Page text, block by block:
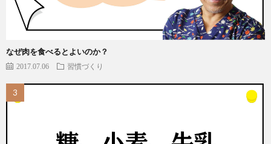
なぜ肉を食べるとよいのか？
2017.07.06 習慣づくり